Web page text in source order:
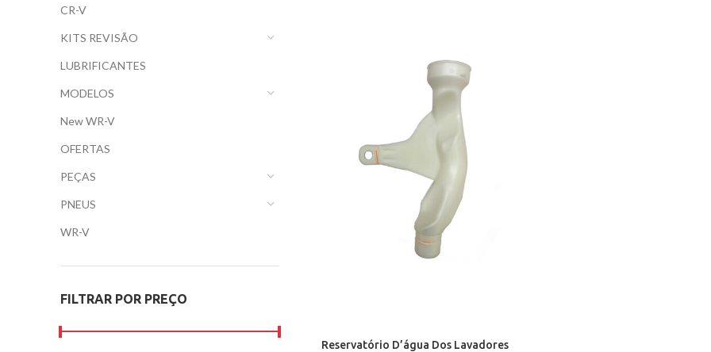
CR-V
KITS REVISÃO
LUBRIFICANTES
MODELOS
New WR-V
OFERTAS
PEÇAS
PNEUS
WR-V
FILTRAR POR PREÇO
Reservatório D’água Dos Lavadores